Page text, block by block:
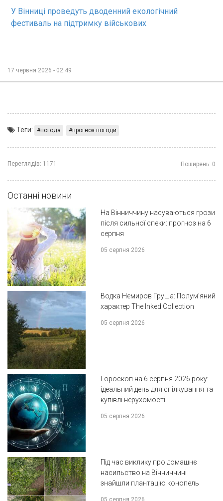
У Вінниці проведуть дводенний екологічний
фестиваль на підтримку військових
17 червня 2026 - 02:49
Теги: погода прогноз погоди
Переглядів: 1171 Поширень: 0
Останні новини
На Вінниччину насуваються грози
після сильної спеки: прогноз на 6
серпня
05 серпня 2026
Водка Немиров Груша: Полум'яний
характер The Inked Collection
05 серпня 2026
Гороскоп на 6 серпня 2026 року:
ідеальний день для спілкування та
купівлі нерухомості
05 серпня 2026
Під час виклику про домашнє
насильство на Вінниччині
знайшли плантацію конопель
05 серпня 2026